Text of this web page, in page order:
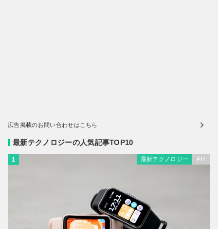
広告掲載のお問い合わせはこちら
最新テクノロジーの人気記事TOP10
1 最新テクノロジー PR